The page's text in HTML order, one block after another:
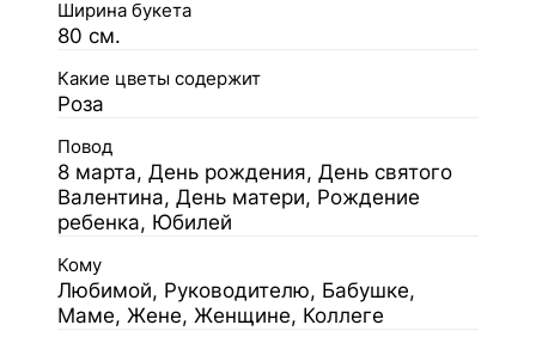
Ширина букета
80 см.
Какие цветы содержит
Роза
Повод
8 марта, День рождения, День святого
Валентина, День матери, Рождение
ребенка, Юбилей
Кому
Любимой, Руководителю, Бабушке,
Маме, Жене, Женщине, Коллеге